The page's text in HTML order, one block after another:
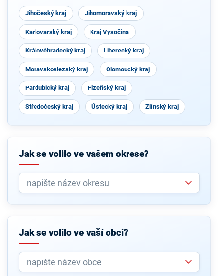
Jihočeský kraj Jihomoravský kraj
Karlovarský kraj Kraj Vysočina
Královéhradecký kraj Liberecký kraj
Moravskoslezský kraj Olomoucký kraj
Pardubický kraj Plzeňský kraj
Středočeský kraj Ústecký kraj Zlínský kraj
Jak se volilo ve vašem okrese?
Jak se volilo ve vaší obci?